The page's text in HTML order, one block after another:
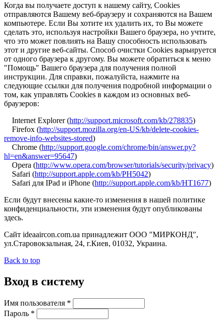
Когда вы получаете доступ к нашему сайту, Cookies
отправляются Вашему веб-браузеру и сохраняются на Вашем
компьютере. Если Вы хотите их удалить их, то Вы можете
сделать это, используя настройки Вашего браузера, но учтите,
что это может повлиять на Вашу способность использовать
этот и другие веб-сайты. Способ очистки Cookies варьируется
от одного браузера к другому. Вы можете обратиться к меню
"Помощь" Вашего браузера для получения полной
инструкции. Для справки, пожалуйста, нажмите на
следующие ссылки для получения подробной информации о
том, как управлять Cookies в каждом из основных веб-
браузеров:
Internet Explorer (http://support.microsoft.com/kb/278835)
Firefox (http://support.mozilla.org/en-US/kb/delete-cookies-
remove-info-websites-stored)
Chrome (http://support.google.com/chrome/bin/answer.py?
hl=en&answer=95647)
Opera (http://www.opera.com/browser/tutorials/security/privacy)
Safari (http://support.apple.com/kb/PH5042)
Safari для IPad и iPhone (http://support.apple.com/kb/HT1677)
Если будут внесены какие-то изменения в нашей политике
конфиденциальности, эти изменения будут опубликованы
здесь.
Сайт ideaaircon.com.ua принадлежит OOO "МИРКОНД",
ул.Старовокзальная, 24, г.Киев, 01032, Украина.
Back to top
Вход в систему
Имя пользователя *
Пароль *